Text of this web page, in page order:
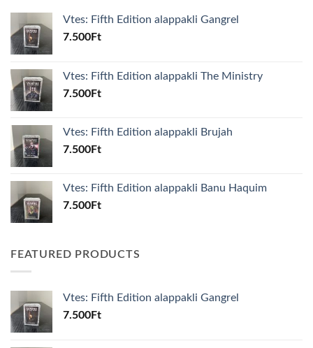
Vtes: Fifth Edition alappakli Gangrel
7.500Ft
Vtes: Fifth Edition alappakli The Ministry
7.500Ft
Vtes: Fifth Edition alappakli Brujah
7.500Ft
Vtes: Fifth Edition alappakli Banu Haquim
7.500Ft
FEATURED PRODUCTS
Vtes: Fifth Edition alappakli Gangrel
7.500Ft